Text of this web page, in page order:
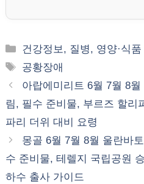
카
테
리
건강정보, 질병, 영양·식품
태
그
공황장애
아랍에미리트 6월 7월 8
림, 필수 준비물, 부르즈 할리
파리 더위 대비 요령
몽골 6월 7월 8월 울란바
수 준비물, 테렐지 국립공원
하수 출사 가이드